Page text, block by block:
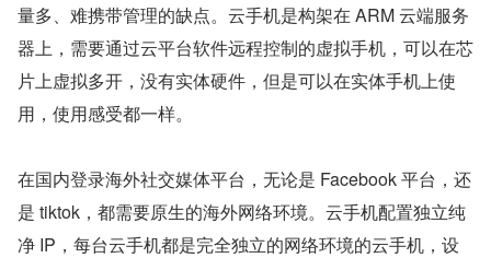
量多、难携带管理的缺点。云手机是构架在 ARM 云端服务
器上，需要通过云平台软件远程控制的虚拟手机，可以在芯
片上虚拟多开，没有实体硬件，但是可以在实体手机上使
用，使用感受都一样。
在国内登录海外社交媒体平台，无论是 Facebook 平台，还
是 tiktok，都需要原生的海外网络环境。云手机配置独立纯
净 IP，每台云手机都是完全独立的网络环境的云手机，设